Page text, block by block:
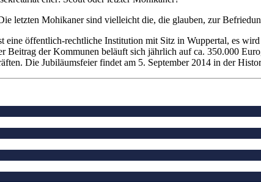
letzten Mohikaner sind vielleicht die, die glauben, zur
eine öffentlich-rechtliche Institution mit Sitz in Wuppertal, es
Beitrag der Kommunen beläuft sich jährlich auf ca. 350.000
Die Jubiläumsfeier findet am 5. September 2014 in der